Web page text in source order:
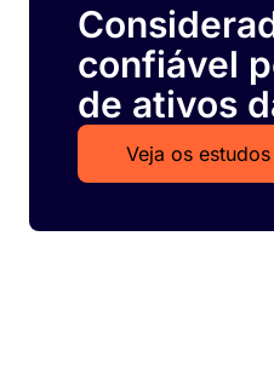
confiável
de ativos
Veja os